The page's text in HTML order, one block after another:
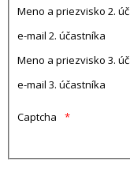
Meno a priezvisko 2.
e-mail 2. účastníka
Meno a priezvisko 3.
e-mail 3. účastníka
Captcha